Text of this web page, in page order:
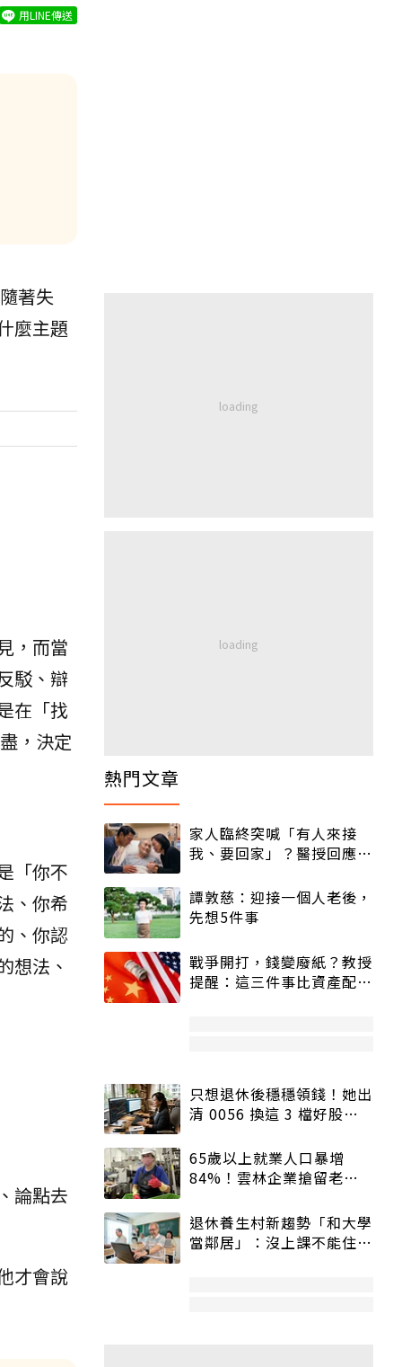
用LINE傳送
著失
麼主題
，而當
駁、辯
在「找
，決定
「你不
、你希
、你認
想法、
論點去
才會說
熱門文章
家人臨終突喊「有人來接
我、要回家」？醫授回應方
譚敦慈：迎接一個人老後，
先想5件事
戰爭開打，錢變廢紙？教授
提醒：這三件事比資產配置
只想退休後穩穩領錢！她出
清 0056 換這 3 檔好股：
65歲以上就業人口暴增
84%！雲林企業搶留老員
退休養生村新趨勢「和大學
當鄰居」：沒上課不能住、